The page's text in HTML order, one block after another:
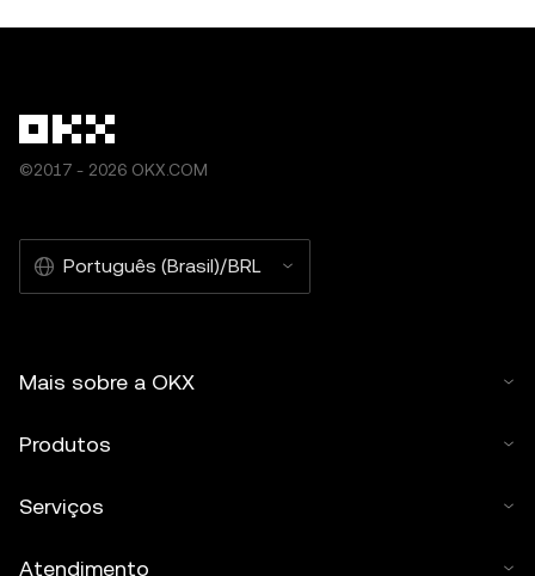
©2017 - 2026 OKX.COM
Português (Brasil)/BRL
Mais sobre a OKX
Produtos
Serviços
Atendimento